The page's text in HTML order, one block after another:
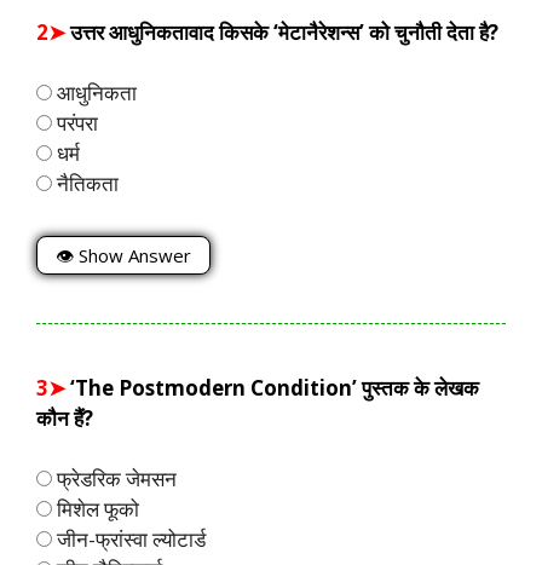
2➤उत्तर आधुनिकतावाद किसके ‘मेटानैरेशन्स’ को चुनौती देता है?
आधुनिकता
परंपरा
धर्म
नैतिकता
👁 Show Answer
3➤‘The Postmodern Condition’ पुस्तक के लेखक
कौन हैं?
फ्रेडरिक जेमसन
मिशेल फूको
जीन-फ्रांस्वा ल्योटार्ड